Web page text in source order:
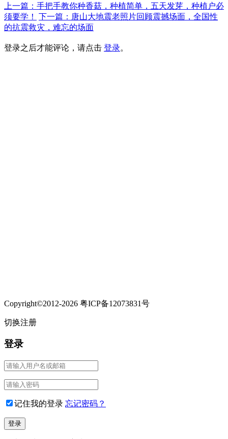
上一篇：手把手教你种香菇，种植简单，五天发芽，种植户必
须要学！
下一篇：唐山大地震老照片回顾震撼场面，全国性
的抗震救灾，难忘的场面
登录之后才能评论，请点击 登录。
Copyright©2012-2026 粤ICP备12073831号
切换注册
登录
记住我的登录 忘记密码？